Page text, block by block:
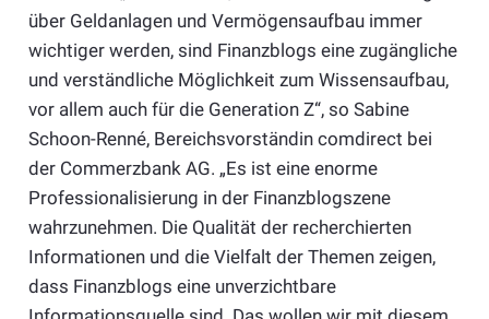
über Geldanlagen und Vermögensaufbau immer
wichtiger werden, sind Finanzblogs eine zugängliche
und verständliche Möglichkeit zum Wissensaufbau,
vor allem auch für die Generation Z“, so Sabine
Schoon-Renné, Bereichsvorständin comdirect bei
der Commerzbank AG. „Es ist eine enorme
Professionalisierung in der Finanzblogszene
wahrzunehmen. Die Qualität der recherchierten
Informationen und die Vielfalt der Themen zeigen,
dass Finanzblogs eine unverzichtbare